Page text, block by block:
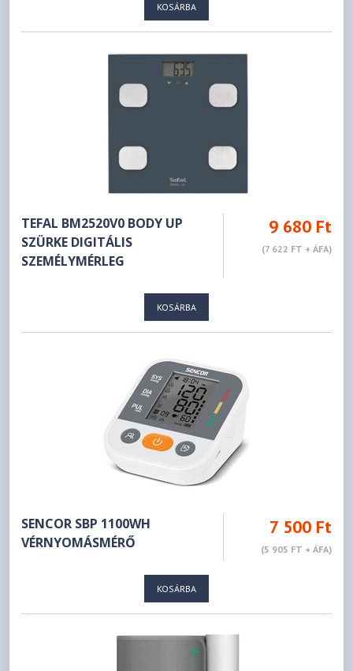
KOSÁRBA
TEFAL BM2520V0 BODY UP
SZÜRKE DIGITÁLIS
SZEMÉLYMÉRLEG
9 680 Ft
(7 622 FT + ÁFA)
KOSÁRBA
SENCOR SBP 1100WH
VÉRNYOMÁSMÉRŐ
7 500 Ft
(5 905 FT + ÁFA)
KOSÁRBA